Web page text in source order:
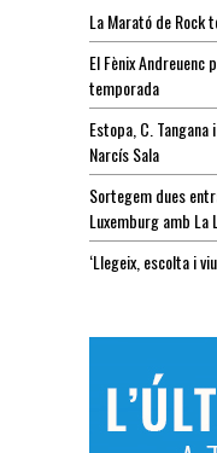
La Marató de
El Fènix Andreuenc
temporada
Estopa, C.
Narcís Sala
Sortegem dues
Luxemburg amb La
‘Llegeix, escolta i